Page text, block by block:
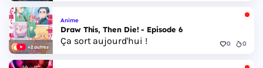
+2 autres
Anime
Draw This, Then Die! - Episode 6
Ça sort aujourd'hui ! 0 0